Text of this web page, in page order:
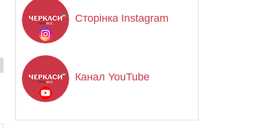
Сторінка Instagram
Канал YouTube